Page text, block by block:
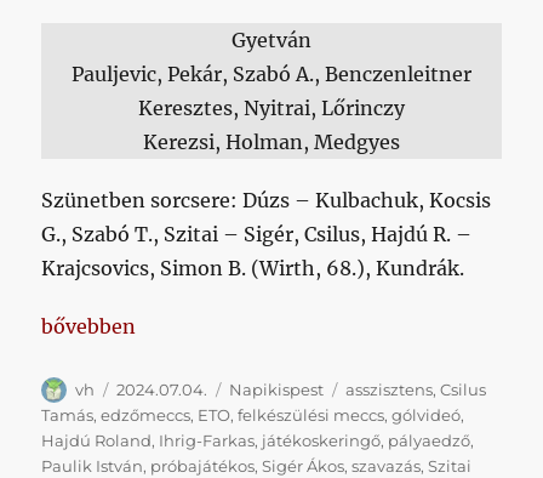
Gyetván
Pauljevic, Pekár, Szabó A., Benczenleitner
Keresztes, Nyitrai, Lőrinczy
Kerezsi, Holman, Medgyes
Szünetben sorcsere: Dúzs – Kulbachuk, Kocsis
G., Szabó T., Szitai – Sigér, Csilus, Hajdú R. –
Krajcsovics, Simon B. (Wirth, 68.), Kundrák.
„Napikispest 2024/07/04”
bővebben
Szerző
vh Közzétéve
2024.07.04. Kategória
Napikispest Címke
asszisztens,Csilus
Tamás,edzőmeccs, ETO,felkészülési meccs,gólvideó,
Hajdú Roland, Ihrig-Farkas, játékoskeringő, pályaedző,
Paulik István, próbajátékos,Sigér Ákos,szavazás,Szitai